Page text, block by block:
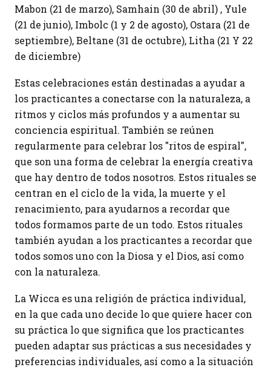
Mabon (21 de marzo), Samhain (30 de abril) , Yule
(21 de junio), Imbolc (1 y 2 de agosto), Ostara (21 de
septiembre), Beltane (31 de octubre), Litha (21 Y 22
de diciembre)
Estas celebraciones están destinadas a ayudar a
los practicantes a conectarse con la naturaleza, a
ritmos y ciclos más profundos y a aumentar su
conciencia espiritual. También se reúnen
regularmente para celebrar los "ritos de espiral",
que son una forma de celebrar la energía creativa
que hay dentro de todos nosotros. Estos rituales se
centran en el ciclo de la vida, la muerte y el
renacimiento, para ayudarnos a recordar que
todos formamos parte de un todo. Estos rituales
también ayudan a los practicantes a recordar que
todos somos uno con la Diosa y el Dios, así como
con la naturaleza.
La Wicca es una religión de práctica individual,
en la que cada uno decide lo que quiere hacer con
su práctica lo que significa que los practicantes
pueden adaptar sus prácticas a sus necesidades y
preferencias individuales, así como a la situación